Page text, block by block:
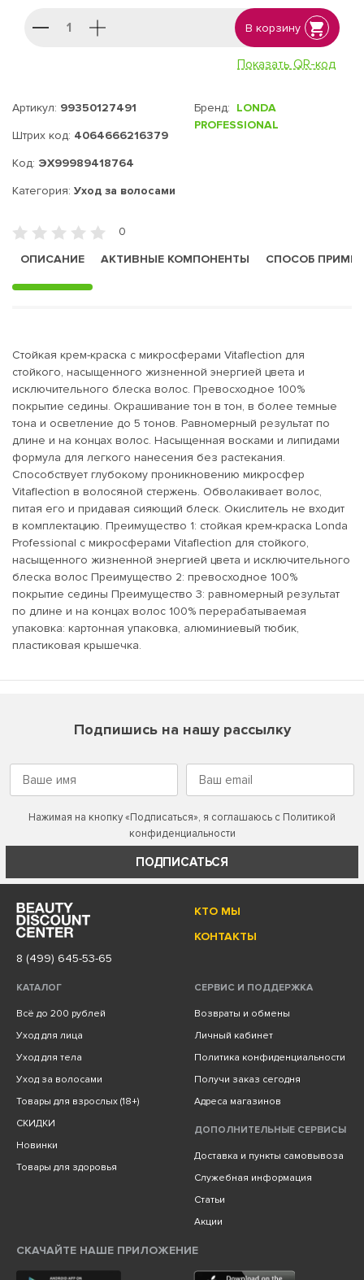
В корзину
Показать QR-код
Артикул: 99350127491
Штрих код: 4064666216379
Код: ЭХ99989418764
Бренд: LONDA
PROFESSIONAL
Категория: Уход за волосами
0
ОПИСАНИЕ
АКТИВНЫЕ КОМПОНЕНТЫ СПОСОБ
Стойкая крем-краска с микросферами Vitaflection для
стойкого, насыщенного жизненной энергией цвета и
исключительного блеска волос. Превосходное 100%
покрытие седины. Окрашивание тон в тон, в более темные
тона и осветление до 5 тонов. Равномерный результат по
длине и на концах волос. Насыщенная восками и липидами
формула для легкого нанесения без растекания.
Способствует глубокому проникновению микросфер
Vitaflection в волосяной стержень. Обволакивает волос,
питая его и придавая сияющий блеск. Окислитель не входит
в комплектацию. Преимущество 1: стойкая крем-краска Londa
Professional с микросферами Vitaflection для стойкого,
насыщенного жизненной энергией цвета и исключительного
блеска волос Преимущество 2: превосходное 100%
покрытие седины Преимущество 3: равномерный результат
по длине и на концах волос 100% перерабатываемая
упаковка: картонная упаковка, алюминиевый тюбик,
пластиковая крышечка.
Подпишись на нашу рассылку
Нажимая на кнопку «Подписаться», я соглашаюсь с Политикой
конфиденциальности
ПОДПИСАТЬСЯ
КТО МЫ
КОНТАКТЫ
8 (499) 645-53-65
КАТАЛОГ
Всё до 200 рублей
Уход для лица
Уход для тела
Уход за волосами
Товары для взрослых (18+)
СКИДКИ
Новинки
Товары для здоровья
СЕРВИС И ПОДДЕРЖКА
Возвраты и обмены
Личный кабинет
Политика конфиденциальности
Получи заказ сегодня
Адреса магазинов
ДОПОЛНИТЕЛЬНЫЕ СЕРВИСЫ
Доставка и пункты самовывоза
Служебная информация
Статьи
Акции
СКАЧАЙТЕ НАШЕ ПРИЛОЖЕНИЕ